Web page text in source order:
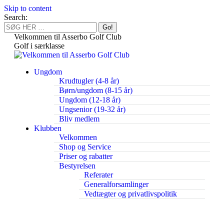
Skip to content
Search:
Velkommen til Asserbo Golf Club
Golf i særklasse
Ungdom
Krudtugler (4-8 år)
Børn/ungdom (8-15 år)
Ungdom (12-18 år)
Ungsenior (19-32 år)
Bliv medlem
Klubben
Velkommen
Shop og Service
Priser og rabatter
Bestyrelsen
Referater
Generalforsamlinger
Vedtægter og privatlivspolitik